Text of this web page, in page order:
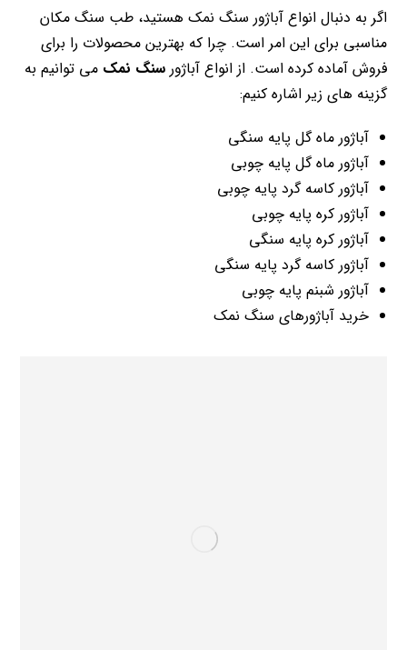
اگر به دنبال انواع آباژور سنگ نمک هستید، طب سنگ مکان
مناسبی برای این امر است. چرا که بهترین محصولات را برای
فروش آماده کرده است. از انواع آباژورسنگ نمک می‌ توانیم به
گزینه های زیر اشاره کنیم:
آباژور ماه گل پایه سنگی
آباژور ماه گل پایه چوبی
آباژور کاسه گرد پایه چوبی
آباژور کره پایه چوبی
آباژور کره پایه سنگی
آباژور کاسه گرد پایه سنگی
آباژور شبنم پایه چوبی
خرید آباژورهای سنگ نمک